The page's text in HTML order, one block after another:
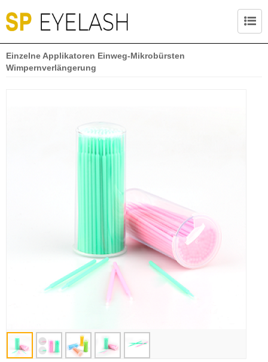
Einzelne Applikatoren Einweg-Mikrobürsten
Wimpernverlängerung